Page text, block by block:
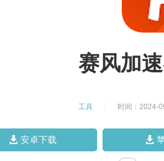
赛风加
工具 时间：2024-
安卓下载